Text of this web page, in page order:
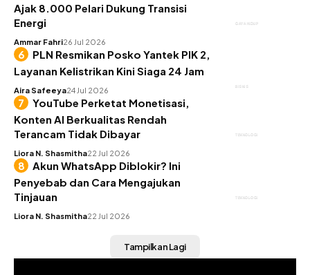
GAYA HIDUP
Ajak 8.000 Pelari Dukung Transisi
Energi
Ammar Fahri26 Jul 2026
BISNIS
PLN Resmikan Posko Yantek PIK 2,
Layanan Kelistrikan Kini Siaga 24 Jam
Aira Safeeya24 Jul 2026
TEKNOLOGI
YouTube Perketat Monetisasi,
Konten AI Berkualitas Rendah
Terancam Tidak Dibayar
Liora N. Shasmitha22 Jul 2026
TEKNOLOGI
Akun WhatsApp Diblokir? Ini
Penyebab dan Cara Mengajukan
Tinjauan
Liora N. Shasmitha22 Jul 2026
Tampilkan Lagi